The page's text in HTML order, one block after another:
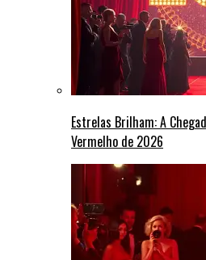
Estrelas Brilham: A
Vermelho de 2026